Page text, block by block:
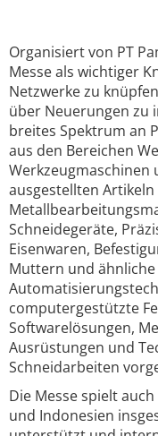
Organisiert von PT
Messe als wichtiger
Netzwerke zu
über Neuerungen zu
breites Spektrum an
aus den Bereichen
Werkzeugmaschinen
ausgestellten
Schneidegeräte,
Eisenwaren,
Muttern und
computergestützte
Softwarelösungen,
Ausrüstungen und
Schneidarbeiten
Die Messe spielt
und Indonesien